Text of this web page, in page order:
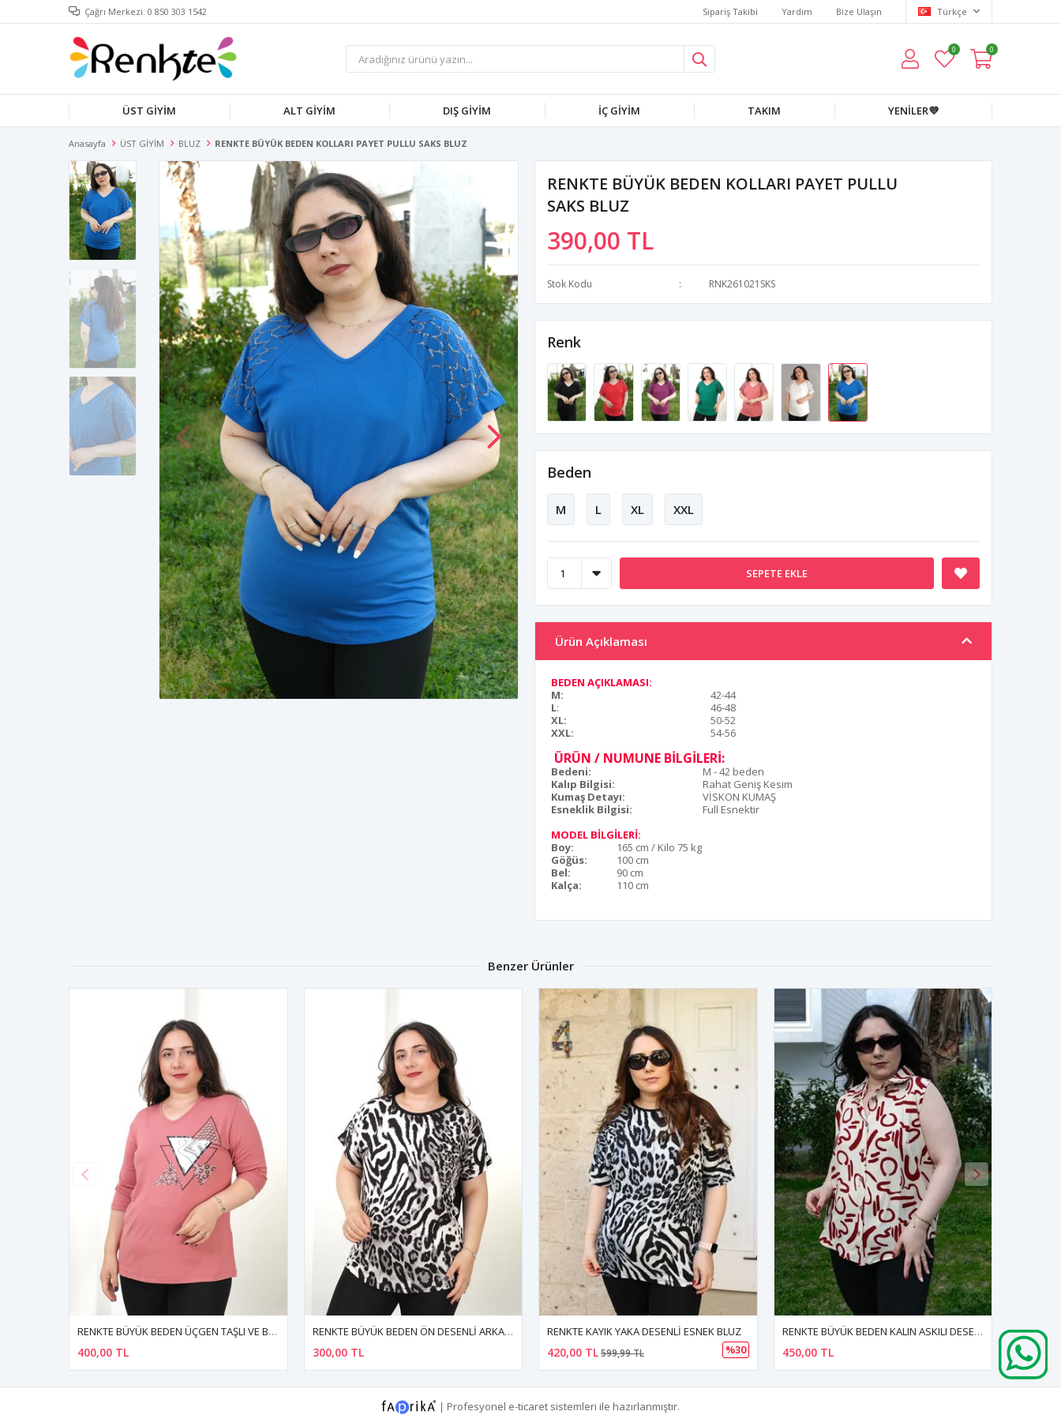
Çağrı Merkezi: 0 850 303 1542 Sipariş Takibi Yardım Bize Ulaşın Türkçe
0 0
ÜST GİYİM ALT GİYİM DIŞ GİYİM İÇ GİYİM TAKIM YENİLER💜
Anasayfa ÜST GİYİM BLUZ RENKTE BÜYÜK BEDEN KOLLARI PAYET PULLU SAKS BLUZ
RENKTE BÜYÜK BEDEN KOLLARI PAYET PULLU
SAKS BLUZ
390,00 TL
Stok Kodu RNK261021SKS
Renk
Beden
M L XL XXL
SEPETE EKLE
Ürün Açıklaması
BEDEN AÇIKLAMASI:
M:
42-44
L:
46-48
XL:
50-52
XXL:
54-56
ÜRÜN / NUMUNE BİLGİLERİ:
Bedeni:
M - 42 beden
Kalıp Bilgisi:
Rahat Geniş Kesim
Kumaş Detayı:
VİSKON KUMAŞ
Esneklik Bilgisi:
Full Esnektir
MODEL BİLGİLERİ:
Boy:
165 cm / Kilo 75 kg
Göğüs:
100 cm
Bel:
90 cm
Kalça:
110 cm
Benzer Ürünler
RENKTE BÜYÜK BEDEN ÖN DESENLİ ARKASI DÜZ RENK BLUZ
300,00 TL
RENKTE KAYIK YAKA DESENLİ ESNEK BLUZ
420,00 TL
RENKTE BÜYÜK BEDEN KALIN ASKILI DESENLİ BLUZ
450,00 TL
RENKTE BÜYÜK BEDEN ÜÇGEN TAŞLI VE BASKILI KIRMIZI BLUZ
400,00 TL 400,00
| Profesyonel e-ticaret sistemleri ile hazırlanmıştır.